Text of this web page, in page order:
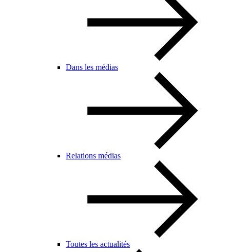
Dans les médias
Relations médias
Toutes les actualités